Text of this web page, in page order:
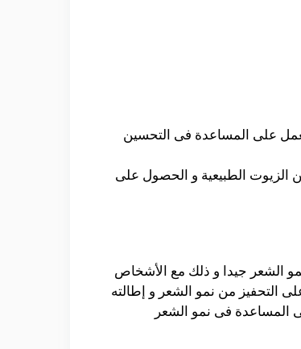
على المساعدة فى التحسين
الطبيعية و الحصول على
الشعر جيدا و ذلك مع الأشخاص
التحفيز من نمو الشعر و إطالته
المساعدة فى نمو الشعر